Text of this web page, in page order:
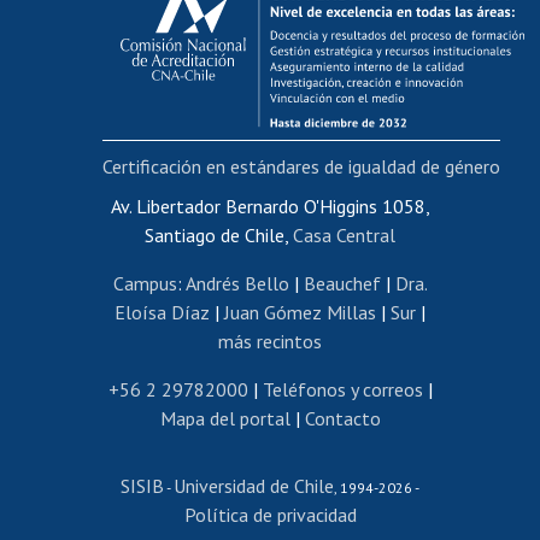
Postulación al AUCAI
Funcionarias/os
Cursos internos de capacitación
Bienestar del personal
Portal de movilidad interna
Certificado de renta
Certificado de renta honorarios
Editar páginas blancas
Extranjeras/os
Revalidación y reconocimiento de títulos
Postulación al Programa de Movilidad Estudiantil
Cursos de español
Av. Libertador Bernardo O'Higgins 1058,
Santiago de Chile, Casa Central
Campus: Andrés Bello | Beauchef| Dra.
Eloísa Díaz | Juan Gómez Millas | Sur |
más recintos
+56 2 29782000 | Teléfonos y correos |
Mapa del portal| Contacto
SISIB - Universidad de Chile , 1994-2026 -
Política de privacidad
Certificación en estándares de igualdad de género